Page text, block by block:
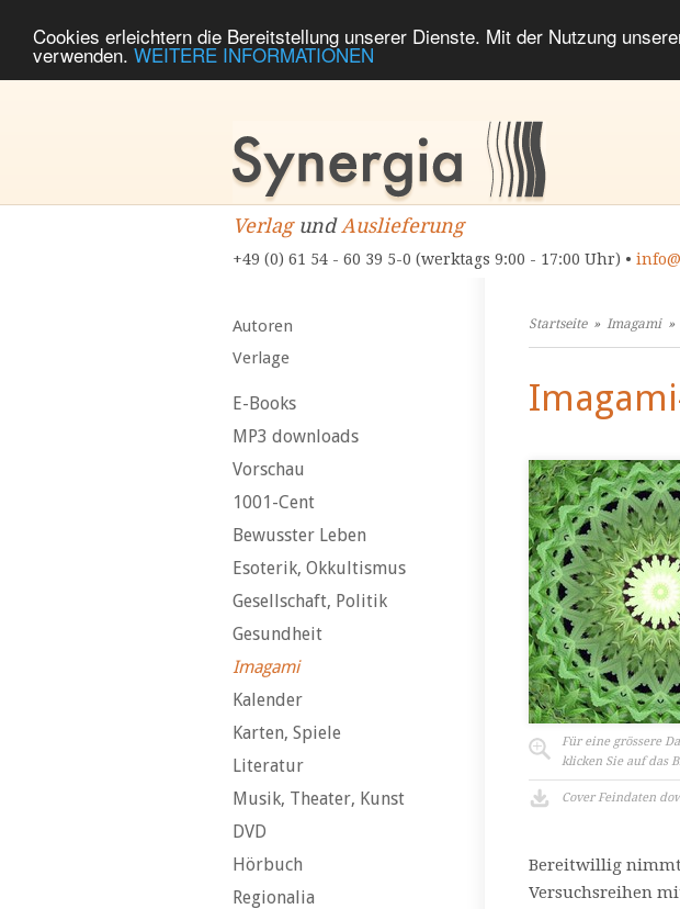
Cookies erleichtern die Bereitstellung unserer Dienste. Mit der Nutzung
verwenden. WEITERE INFORMATIONEN
VerlagundAuslieferung
+49 (0) 61 54 - 60 39 5-0 (werktags 9:00 - 17:00 Uhr) •
Autoren
Verlage
E-Books
MP3 downloads
Vorschau
1001-Cent
Bewusster Leben
Esoterik, Okkultismus
Gesellschaft, Politik
Gesundheit
Imagami
Kalender
Karten, Spiele
Literatur
Musik, Theater, Kunst
DVD
Hörbuch
Regionalia
Startseite» Imagami»
Für eine grössere
klicken Sie auf das
Cover Feindaten
Bereitwillig nimmt
Versuchsreihen